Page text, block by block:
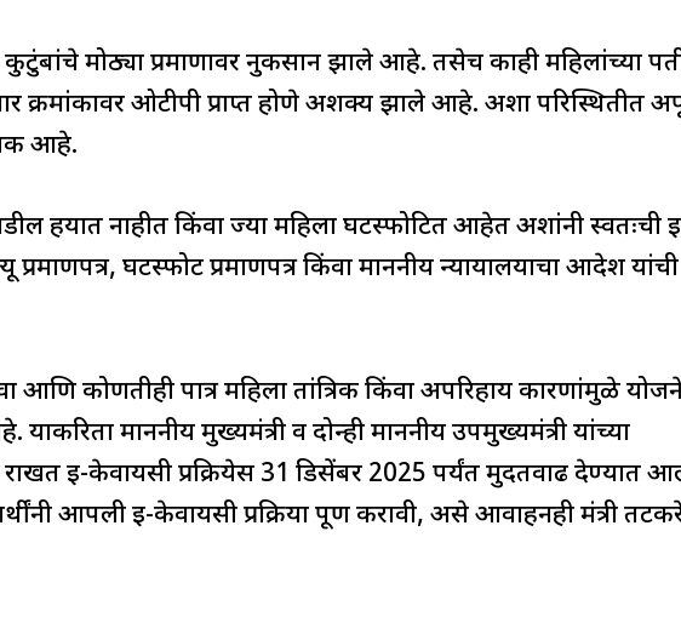
मोठ्या प्रमाणावर नुकसान झाले आहे. तसेच काही महिलांच्या
क्रमांकावर ओटीपी प्राप्त होणे अशक्य झाले आहे. अशा परिस्थितीत
आहे.
हयात नाहीत किंवा ज्या महिला घटस्फोटित आहेत अशांनी स्वतःची
घटस्फोट प्रमाणपत्र किंवा माननीय न्यायालयाचा आदेश यांची
आणि कोणतीही पात्र महिला तांत्रिक किंवा अपरिहार्य कारणांमुळे
माननीय मुख्यमंत्री व दोन्ही माननीय उपमुख्यमंत्री यांच्या
राखत ई-केवायसी प्रक्रियेस 31 डिसेंबर 2025 पर्यंत मुदतवाढ देण्यात
आपली ई-केवायसी प्रक्रिया पूर्ण करावी, असे आवाहनही मंत्री